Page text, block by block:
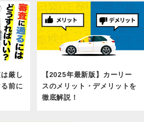
厳し
前に
【2025年最新版】カーリー
スのメリット・デメリットを
徹底解説！